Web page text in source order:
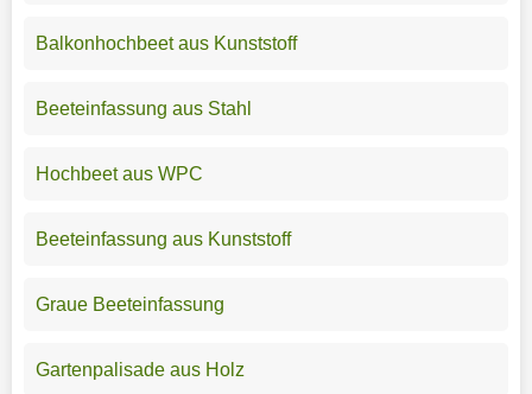
Balkonhochbeet aus Kunststoff
Beeteinfassung aus Stahl
Hochbeet aus WPC
Beeteinfassung aus Kunststoff
Graue Beeteinfassung
Gartenpalisade aus Holz